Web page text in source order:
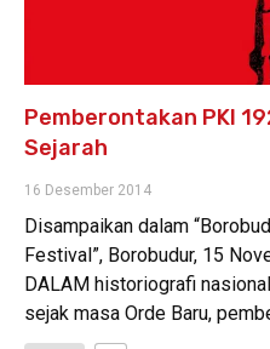
Pemberontakan PKI
Sejarah
16 Desember 2014
Disampaikan dalam
Festival”, Borobudur, 15
DALAM historiografi
sejak masa Orde Baru,